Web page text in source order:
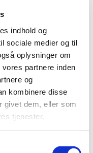
indhold og
sociale medier og til
oplysninger om
partnere inden
og
kombinere disse
givet dem, eller som
tjenester.